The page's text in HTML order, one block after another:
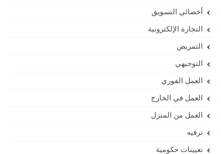
أخصائي التسويق
التجارة الإلكترونية
التمريض
التوجيهي
العمل الفوري
العمل في الخارج
العمل من المنزل
ترفيه
تعيينات حكومية